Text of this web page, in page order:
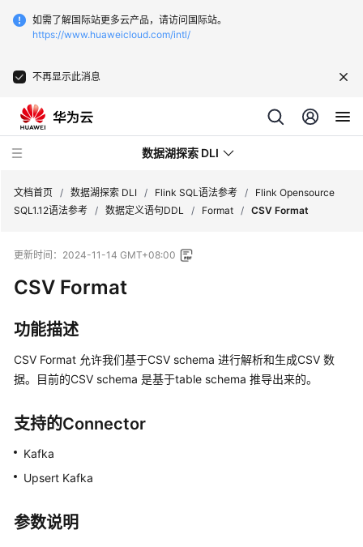
如需了解国际站更多云产品，请访问国际站。
https://www.huaweicloud.com/intl/
不再显示此消息
数据湖探索 DLI
新
动
态
服
务
告
产
介
绍
计
费
文档首页 / 数据湖探索 DLI / Flink SQL语法参考 /
Flink Opensource
SQL1.12语法参考 / 数据定义语句DDL / Format / CSV Format
更新时间： 2024-11-14 GMT+08:00
CSV Format
功能描述
CSV Format 允许我们基于CSV schema 进行解析和生成CSV 数
据。目前的CSV schema 是基于table schema 推导出来的。
支持的Connector
Kafka
Upsert Kafka
参数说明